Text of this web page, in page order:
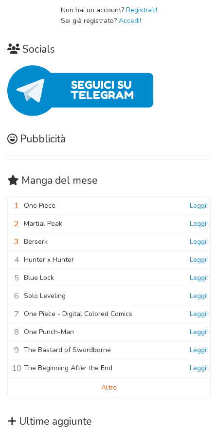
Capitolo 02
Capitolo 01
Non hai un account? Registrati!
Sei già registrato? Accedi!
Socials
Pubblicità
Manga del mese
1 One Piece Leggi!
2 Martial Peak Leggi!
3 Berserk Leggi!
4 Hunter x Hunter Leggi!
5 Blue Lock Leggi!
6 Solo Leveling Leggi!
7 One Piece - Digital Colored Comics Leggi!
8 One Punch-Man Leggi!
9 The Bastard of Swordborne Leggi!
10 The Beginning After the End Leggi!
Altro
Ultime aggiunte